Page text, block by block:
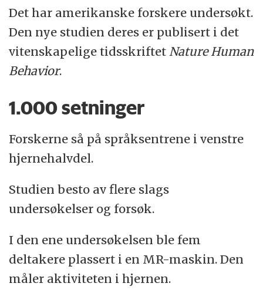
Det har amerikanske forskere undersøkt.
Den nye studien deres er publisert i det
vitenskapelige tidsskriftet Nature Human
Behavior.
1.000 setninger
Forskerne så på språksentrene i venstre
hjernehalvdel.
Studien besto av flere slags
undersøkelser og forsøk.
I den ene undersøkelsen ble fem
deltakere plassert i en MR-maskin. Den
måler aktiviteten i hjernen.